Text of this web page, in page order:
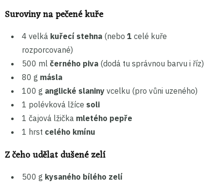
Suroviny na pečené kuře
4 velká kuřecí stehna (nebo 1 celé kuře
rozporcované)
500 ml černého piva (dodá tu správnou barvu i říz)
80 g másla
100 g anglické slaniny vcelku (pro vůni uzeného)
1 polévková lžíce soli
1 čajová lžička mletého pepře
1 hrst celého kmínu
Z čeho udělat dušené zelí
500 g kysaného bílého zelí